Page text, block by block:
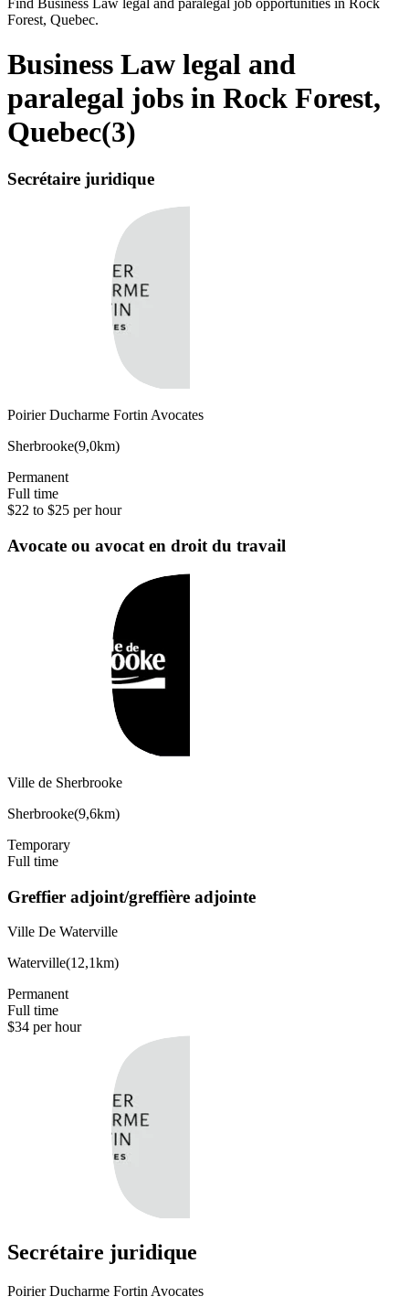
Forest, Quebec.
Business Law legal and
paralegal jobs in Rock Forest,
Quebec(3)
Secrétaire juridique
Poirier Ducharme Fortin Avocates
Sherbrooke(9,0km)
Permanent
Full time
$22 to $25 per hour
Avocate ou avocat en droit du travail
Ville de Sherbrooke
Sherbrooke(9,6km)
Temporary
Full time
Greffier adjoint/greffière adjointe
Ville De Waterville
Waterville(12,1km)
Permanent
Full time
$34 per hour
Secrétaire juridique
Poirier Ducharme Fortin Avocates